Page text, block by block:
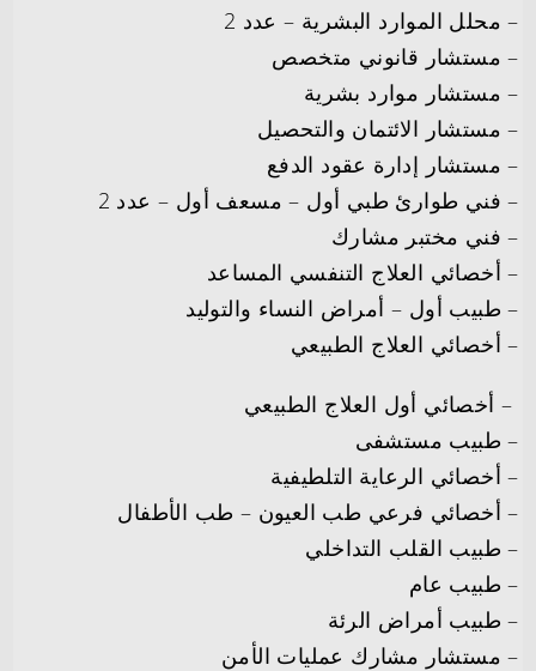
– محلل الموارد البشرية – عدد 2
– مستشار قانوني متخصص
– مستشار موارد بشرية
– مستشار الائتمان والتحصيل
– مستشار إدارة عقود الدفع
– فني طوارئ طبي أول – مسعف أول – عدد 2
– فني مختبر مشارك
– أخصائي العلاج التنفسي المساعد
– طبيب أول – أمراض النساء والتوليد
– أخصائي العلاج الطبيعي
– أخصائي أول العلاج الطبيعي
– طبيب مستشفى
– أخصائي الرعاية التلطيفية
– أخصائي فرعي طب العيون – طب الأطفال
– طبيب القلب التداخلي
– طبيب عام
– طبيب أمراض الرئة
– مستشار مشارك عمليات الأمن